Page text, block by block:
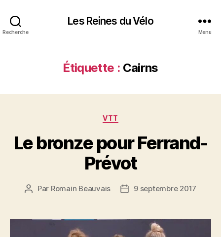
Recherche
Les Reines du Vélo
Menu
Étiquette : Cairns
Catégories
VTT
Le bronze pour Ferrand-
Prévot
Auteur
Par Romain Beauvais
Date9 septembre 2017